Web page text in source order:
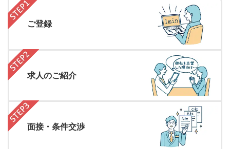
ご登録
求人のご紹介
面接・条件交渉